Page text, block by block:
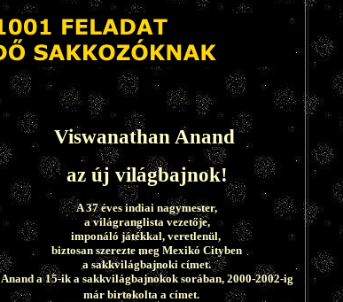
Viswanathan Anand
az új világbajnok!
A 37 éves indiai nagymester,
a világranglista vezetője,
imponáló játékkal, veretlenül,
biztosan szerezte meg Mexikó Cityben
a sakkvilágbajnoki címet.
Anand a 15-ik a sakkvilágbajnokok sorában, 2000-2002-ig
már birtokolta a címet.